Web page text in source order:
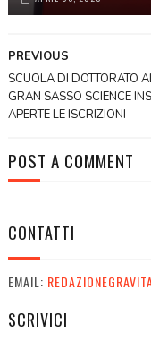
PREVIOUS
SCUOLA DI DOTTORATO
GRAN SASSO SCIENCE
APERTE LE ISCRIZIONI
POST A COMMENT
CONTATTI
EMAIL:
SCRIVICI